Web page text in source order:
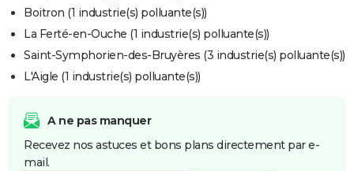
Boitron (1 industrie(s) polluante(s))
La Ferté-en-Ouche (1 industrie(s) polluante(s))
Saint-Symphorien-des-Bruyères (3 industrie(s) polluante(s))
L'Aigle (1 industrie(s) polluante(s))
A ne pas manquer
Recevez nos astuces et bons plans directement par e-
mail.